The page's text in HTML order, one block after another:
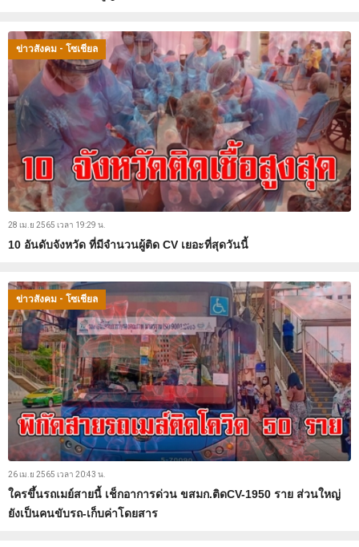
ข่าวสังคม - โซเชียล
28 เม.ย 2565 เวลา 19:29 น.
10 อันดับจังหวัด ที่มีจำนวนผู้ติด CV เยอะที่สุดวันนี้
ข่าวสังคม - โซเชียล
26 เม.ย 2565 เวลา 20:43 น.
ใครขึ้นรถเมย์สายนี้ เช็กอาการด่วน ขสมก.ติดCV-1950 ราย ส่วนใหญ่
ยังเป็นคนขับรถ-เก็บค่าโดยสาร